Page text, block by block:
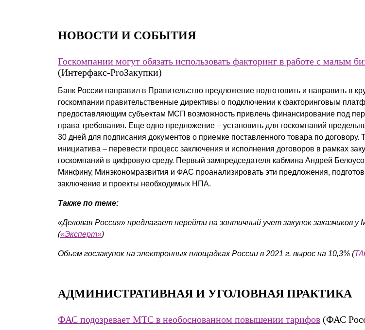
НОВОСТИ И СОБЫТИЯ
Госкомпании могут обязать использовать факторинг в работе с малым
(Интерфакс-ProЗакупки)
Банк России направил в Правительство предложение подготовить и направить в
госкомпании правительственные директивы о подключении к факторинговым
предоставляющим субъектам МСП возможность привлечь финансирование под
права требования. Еще одно предложение – установить для госкомпаний
30 дней для подписания документов о приемке поставленного товара по договору.
инициатива – перевести процесс заключения и исполнения договоров в рамках
госкомпаний в цифровую среду. Первый зампредседателя кабмина Андрей
Минфину, Минэкономразвития и ФАС проанализировать эти предложения,
заключение и проекты необходимых НПА.
Также по теме:
«Деловая Россия» предлагает перейти на зонтичный учет закупок заказчиков у
(«Эксперт»)
Объем госзакупок на электронных площадках России в 2021 г. вырос на 10,3% (
АДМИНИСТРАТИВНАЯ И УГОЛОВНАЯ ПРАКТИКА
ФАС подозревает МТС в необоснованном повышении тарифов (ФАС